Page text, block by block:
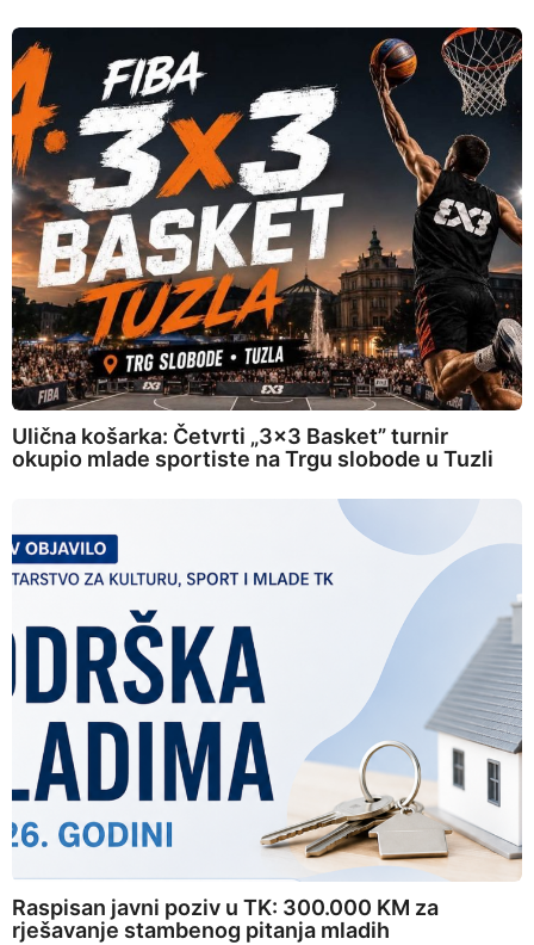
Ulična košarka: Četvrti „3×3 Basket” turnir
okupio mlade sportiste na Trgu slobode u Tuzli
Raspisan javni poziv u TK: 300.000 KM za
rješavanje stambenog pitanja mladih